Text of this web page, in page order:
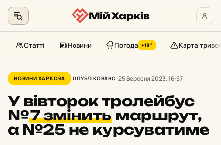
до
контенту
Мій Харків
Статті Новини Погода +18° Карта тривог
НОВИНИ ХАРКОВА ОПУБЛІКОВАНО 25 Вересня 2023, 16:57
У вівторок тролейбус
№7 змінитьмаршрут,
а №25 не курсуватиме